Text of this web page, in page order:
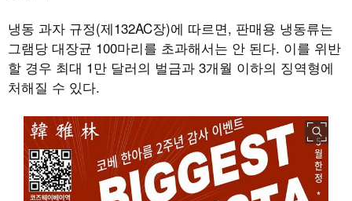
냉동 과자 규정(제132AC장)에 따르면, 판매용 냉동류는
그램당 대장균 100마리를 초과해서는 안 된다. 이를 위반
할 경우 최대 1만 달러의 벌금과 3개월 이하의 징역형에
처해질 수 있다.